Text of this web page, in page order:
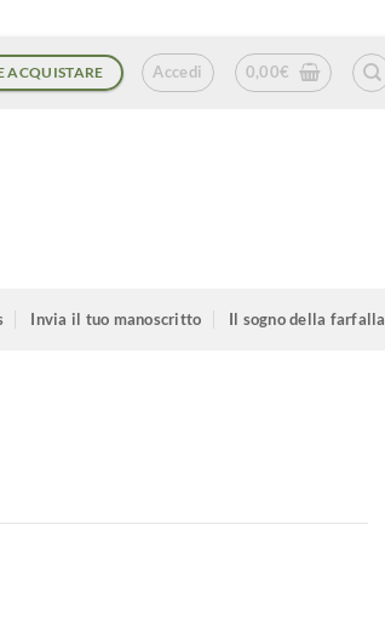
ACQUISTARE Accedi 0,00€
Invia il tuo manoscritto Il sogno della farfalla